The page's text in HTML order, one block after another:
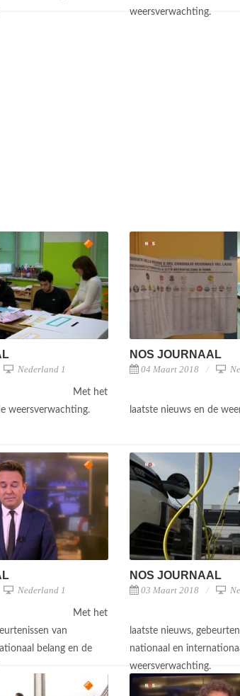
weersverwachting.
Nederland 1
Met het
weersverwachting.
NOS JOURNAAL
04 Maart 2018
laatste nieuws en de
Nederland 1
Met het
van
belang en de
NOS JOURNAAL
03 Maart 2018
laatste nieuws,
nationaal en
weersverwachting.